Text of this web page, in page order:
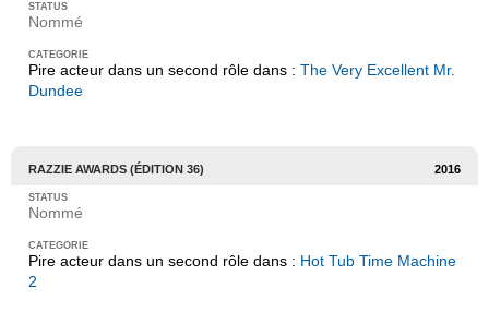
Nommé
Pire acteur dans un second rôle dans : The Very Excellent Mr.
Dundee
RAZZIE AWARDS (ÉDITION 36) 2016
Nommé
Pire acteur dans un second rôle dans : Hot Tub Time Machine
2